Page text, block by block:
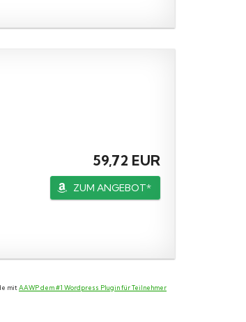
59,72 EUR
ZUM ANGEBOT*
mitAAWP dem #1 Wordpress Plugin für Teilnehmer